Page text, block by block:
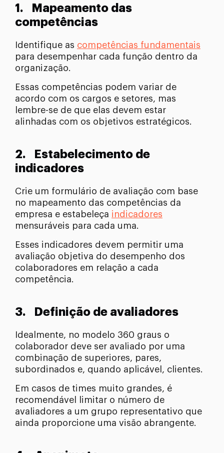
1.
Mapeamento das
competências
Identifique as competências fundamentais
para desempenhar cada função dentro da
organização.
Essas competências podem variar de
acordo com os cargos e setores, mas
lembre-se de que elas devem estar
alinhadas com os objetivos estratégicos.
2.
Estabelecimento de
indicadores
Crie um formulário de avaliação com base
no mapeamento das competências da
empresa e estabeleça indicadores
mensuráveis para cada uma.
Esses indicadores devem permitir uma
avaliação objetiva do desempenho dos
colaboradores em relação a cada
competência.
3. Definição de avaliadores
Idealmente, no modelo 360 graus o
colaborador deve ser avaliado por uma
combinação de superiores, pares,
subordinados e, quando aplicável, clientes.
Em casos de times muito grandes, é
recomendável limitar o número de
avaliadores a um grupo representativo que
ainda proporcione uma visão abrangente.